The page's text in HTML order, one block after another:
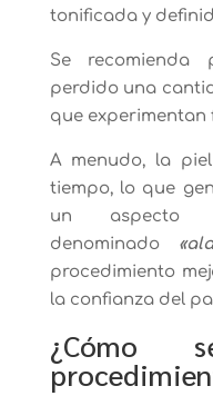
tonificada y
Se recomienda
perdido una
que experimentan
A menudo, la
tiempo, lo que
un aspecto
denominado
procedimiento
la confianza del
¿Cómo